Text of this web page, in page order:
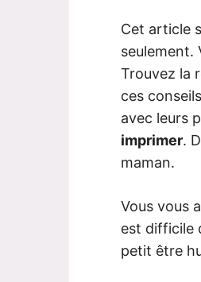
Cet article
seulement.
Trouvez la
ces
avec leurs
imprimer.
maman.
Vous vous
est difficile
petit être